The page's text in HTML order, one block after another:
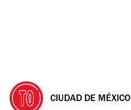
CIUDAD DE MÉXICO